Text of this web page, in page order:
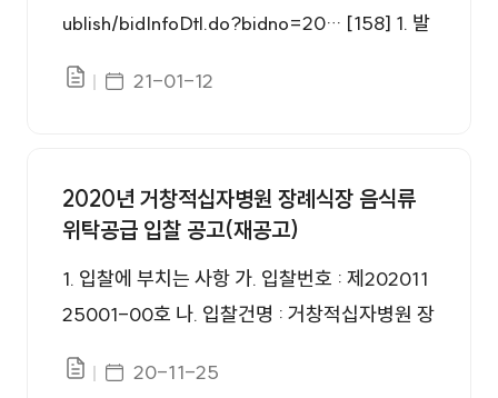
ublish/bidInfoDtl.do?bidno=20… [158] 1. 발
개요 및 일정 ❍ 입찰공고번호 : 제202101054
(3개 그룹별 개별입찰) ❍ 분할납품 : 가능 ❍ 입
찰방법 : 총액 최저가 입찰, 전자입찰, 적격심사
- 전자공고 참조 ❍ 계약기간 : 계약 체결 후 과
업 시행일로부터 1년 ❍ 인도조건 : 발주 후 4일
파일있음게시일자
21-01-12
2020년 거창적십자병원 장례식장 음식류
위탁공급 입찰 공고(재공고)
1. 입찰에 부치는 사항 가. 입찰번호 : 제202011
25001-00호 나. 입찰건명 : 거창적십자병원 장
방법 : 제한경쟁(지역제한), 직접입찰 라. 낙찰방
파일있음게시일자
20-11-25